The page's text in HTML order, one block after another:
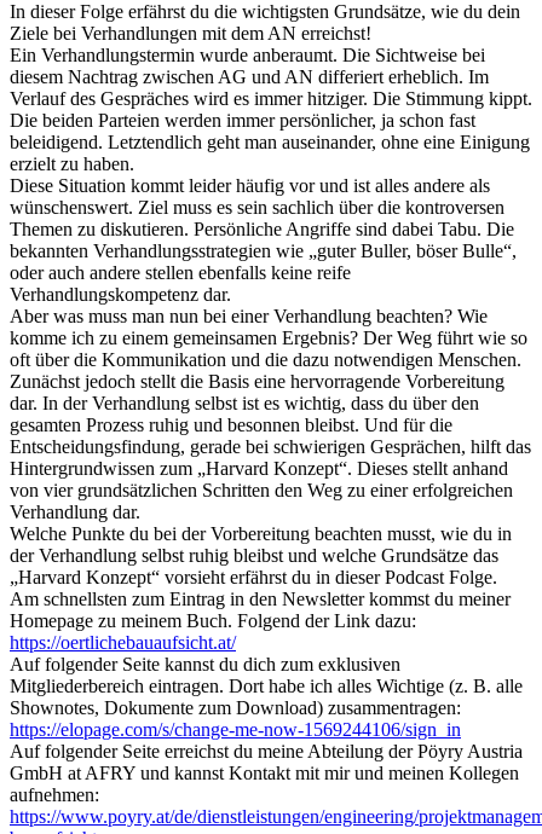
In dieser Folge erfährst du die wichtigsten Grundsätze, wie du dein
Ziele bei Verhandlungen mit dem AN erreichst!
Ein Verhandlungstermin wurde anberaumt. Die Sichtweise bei
diesem Nachtrag zwischen AG und AN differiert erheblich. Im
Verlauf des Gespräches wird es immer hitziger. Die Stimmung kippt.
Die beiden Parteien werden immer persönlicher, ja schon fast
beleidigend. Letztendlich geht man auseinander, ohne eine Einigung
erzielt zu haben.
Diese Situation kommt leider häufig vor und ist alles andere als
wünschenswert. Ziel muss es sein sachlich über die kontroversen
Themen zu diskutieren. Persönliche Angriffe sind dabei Tabu. Die
bekannten Verhandlungsstrategien wie „guter Buller, böser Bulle“,
oder auch andere stellen ebenfalls keine reife
Verhandlungskompetenz dar.
Aber was muss man nun bei einer Verhandlung beachten? Wie
komme ich zu einem gemeinsamen Ergebnis? Der Weg führt wie so
oft über die Kommunikation und die dazu notwendigen Menschen.
Zunächst jedoch stellt die Basis eine hervorragende Vorbereitung
dar. In der Verhandlung selbst ist es wichtig, dass du über den
gesamten Prozess ruhig und besonnen bleibst. Und für die
Entscheidungsfindung, gerade bei schwierigen Gesprächen, hilft das
Hintergrundwissen zum „Harvard Konzept“. Dieses stellt anhand
von vier grundsätzlichen Schritten den Weg zu einer erfolgreichen
Verhandlung dar.
Welche Punkte du bei der Vorbereitung beachten musst, wie du in
der Verhandlung selbst ruhig bleibst und welche Grundsätze das
„Harvard Konzept“ vorsieht erfährst du in dieser Podcast Folge.
Am schnellsten zum Eintrag in den Newsletter kommst du meiner
Homepage zu meinem Buch. Folgend der Link dazu:
https://oertlichebauaufsicht.at/
Auf folgender Seite kannst du dich zum exklusiven
Mitgliederbereich eintragen. Dort habe ich alles Wichtige (z. B. alle
Shownotes, Dokumente zum Download) zusammentragen:
https://elopage.com/s/change-me-now-1569244106/sign_in
Auf folgender Seite erreichst du meine Abteilung der Pöyry Austria
GmbH at AFRY und kannst Kontakt mit mir und meinen Kollegen
aufnehmen:
https://www.poyry.at/de/dienstleistungen/engineering/